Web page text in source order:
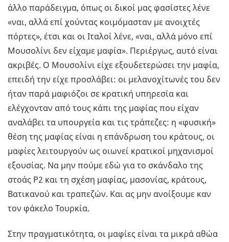
άλλο παράδειγμα, όπως οι δικοί μας φασίστες λένε
«ναι, αλλά επί χούντας κοιμόμασταν με ανοιχτές
πόρτες», έτσι και οι Ιταλοί λένε, «ναι, αλλά μόνο επί
Μουσολίνι δεν είχαμε μαφία». Περιέργως, αυτό είναι
ακριβές. Ο Μουσολίνι είχε εξουδετερώσει την μαφία,
επειδή την είχε προσλάβει: οι μελανοχίτωνές του δεν
ήταν παρά μαφιόζοι σε κρατική υπηρεσία και
ελέγχονταν από τους κάπι της μαφίας που είχαν
αναλάβει τα υπουργεία και τις τράπεζες: η «φυσική»
θέση της μαφίας είναι η επάνδρωση του κράτους, οι
μαφίες λειτουργούν ως οιωνεί κρατικοί μηχανισμοί
εξουσίας. Να μην πούμε εδώ για το σκάνδαλο της
στοάς P2 και τη σχέση μαφίας, μασονίας, κράτους,
Βατικανού και τραπεζών. Και ας μην ανοίξουμε καν
τον φάκελο Τουρκία.
Στην πραγματικότητα, οι μαφίες είναι τα μικρά αθώα